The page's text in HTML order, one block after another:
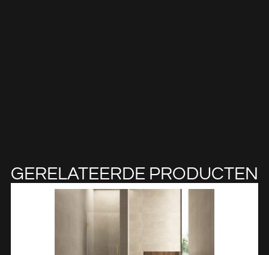
GERELATEERDE PRODUCTEN